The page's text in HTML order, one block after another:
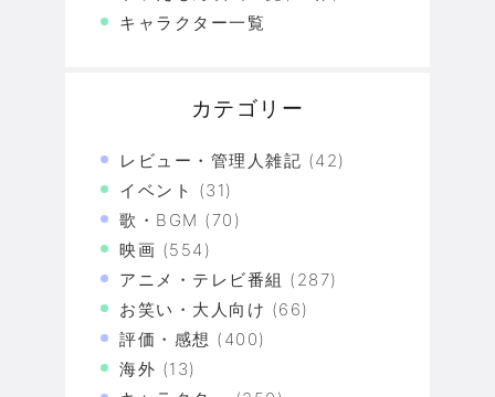
キャラクター一覧
カテゴリー
レビュー・管理人雑記 (42)
イベント (31)
歌・BGM (70)
映画 (554)
アニメ・テレビ番組 (287)
お笑い・大人向け (66)
評価・感想 (400)
海外 (13)